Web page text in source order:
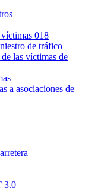
018
de tráfico
las víctimas de
a asociaciones de
3.0